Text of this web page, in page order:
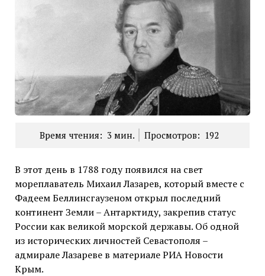
Время чтения: 3 мин. Просмотров: 192
В этот день в 1788 году появился на свет
мореплаватель Михаил Лазарев, который вместе с
Фадеем Беллинсгаузеном открыл последний
континент Земли – Антарктиду, закрепив статус
России как великой морской державы. Об одной
из исторических личностей Севастополя –
адмирале Лазареве в материале РИА Новости
Крым.